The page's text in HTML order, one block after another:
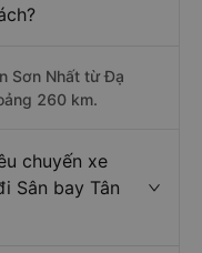
Sơn Nhất từ Đạ
260 km.
chuyến xe
Sân bay Tân